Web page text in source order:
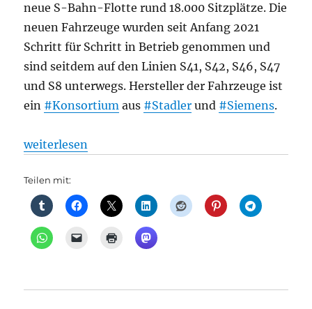
neue S-Bahn-Flotte rund 18.000 Sitzplätze. Die
neuen Fahrzeuge wurden seit Anfang 2021
Schritt für Schritt in Betrieb genommen und
sind seitdem auf den Linien S41, S42, S46, S47
und S8 unterwegs. Hersteller der Fahrzeuge ist
ein #Konsortium aus #Stadler und #Siemens.
„S-Bahn: Neue S-Bahn-Fahrzeuge für Berlin jetzt
weiterlesen
Teilen mit: